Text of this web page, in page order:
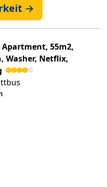
→
Apartment, 55m2,
Washer, Netflix,